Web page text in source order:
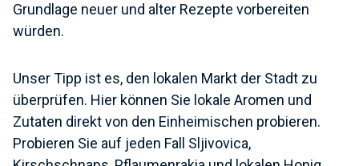
Grundlage neuer und alter Rezepte vorbereiten
würden.
Unser Tipp ist es, den lokalen Markt der Stadt zu
überprüfen. Hier können Sie lokale Aromen und
Zutaten direkt von den Einheimischen probieren.
Probieren Sie auf jeden Fall Sljivovica,